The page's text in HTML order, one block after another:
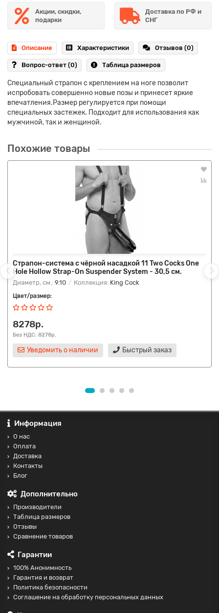
Акции, скидки,
подарки
Доставка по РФ и
СНГ
Описание Характеристики Отзывов (0)
Вопрос-ответ (0) Таблица размеров
Специальный страпон с креплением на ноге позволит
испробовать совершенно новые позы и принесет яркие
впечатления.Размер регулируется при помощи
специальных застежек. Подходит для использования как
мужчиной, так и женщиной.
Похожие товары
Страпон-система с чёрной насадкой 11 Two Cocks One
Hole Hollow Strap-On Suspender System - 30,5 см.
Диаметр, см.: 9.10 Коллекция: King Cock
Цвет/размер:
8278р.
Без НДС: 8278р.
Уведомить о наличии Быстрый заказ
Информация
О нас
Оплата
Доставка
Контакты
Блог
Дополнительно
Производители
Таблица размеров
Отзывы
Сравнение товаров
Гарантии
100% Анонимность
Гарантия и возврат
Политика безопасности
Соглашение на обработку персональных данных